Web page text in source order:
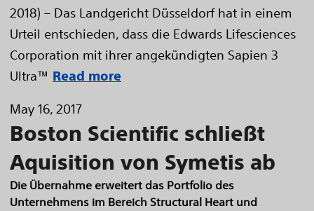
2018) – Das Landgericht Düsseldorf hat in einem
Urteil entschieden, dass die Edwards Lifesciences
Corporation mit ihrer angekündigten Sapien 3
Ultra™ Read more
May 16, 2017
Boston Scientific schließt
Aquisition von Symetis ab
Die Übernahme erweitert das Portfolio des
Unternehmens im Bereich Structural Heart und